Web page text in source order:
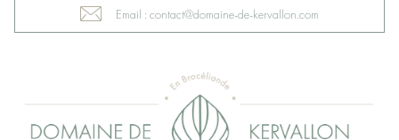
Email : contact@domaine-de-kervallon.com